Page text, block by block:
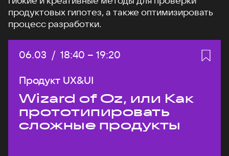
продуктовых гипотез, а также оптимизировать
процесс разработки.
Дата:
06.03 / Начало:
18:40 – Конец:
19:20
Продукт UX&UI
Wizard of Oz, или Как
прототипировать
сложные продукты